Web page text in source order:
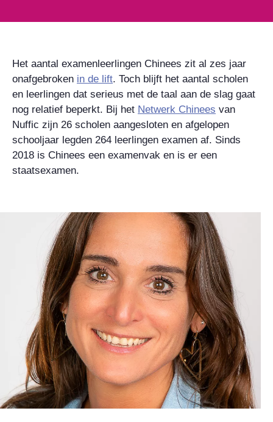
Het aantal examenleerlingen Chinees zit al zes jaar
onafgebroken in de lift. Toch blijft het aantal scholen
en leerlingen dat serieus met de taal aan de slag gaat
nog relatief beperkt. Bij het Netwerk Chinees van
Nuffic zijn 26 scholen aangesloten en afgelopen
schooljaar legden 264 leerlingen examen af. Sinds
2018 is Chinees een examenvak en is er een
staatsexamen.